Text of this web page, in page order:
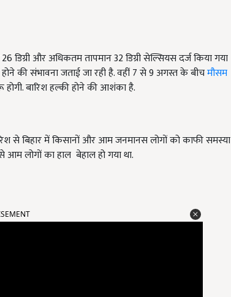
और अधिकतम तापमान 32 डिग्री सेल्सियस दर्ज किया गया
की संभावना जताई जा रही है. वहीं 7 से 9 अगस्त के बीचमौसम
बारिश हल्की होने की आशंका है.
से बिहार में किसानों और आम जनमानस लोगों को काफी समस्या
आम लोगों का हाल बेहाल हो गया था.